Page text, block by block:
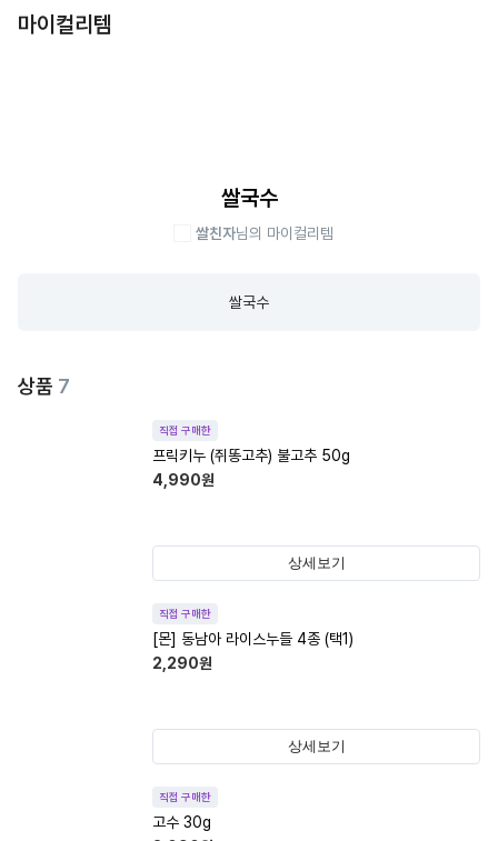
마이컬리템
쌀국수
쌀친자님의 마이컬리템
쌀국수
상품 7
직접 구매한
프릭키누 (쥐똥고추) 불고추 50g
4,990원
상세보기
직접 구매한
[몬] 동남아 라이스누들 4종 (택1)
2,290원
상세보기
직접 구매한
고수 30g